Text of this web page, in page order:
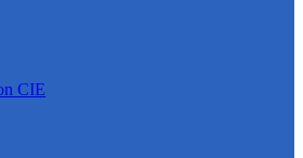
CIE